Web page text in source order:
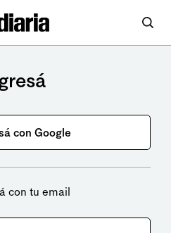
con Google
con tu email